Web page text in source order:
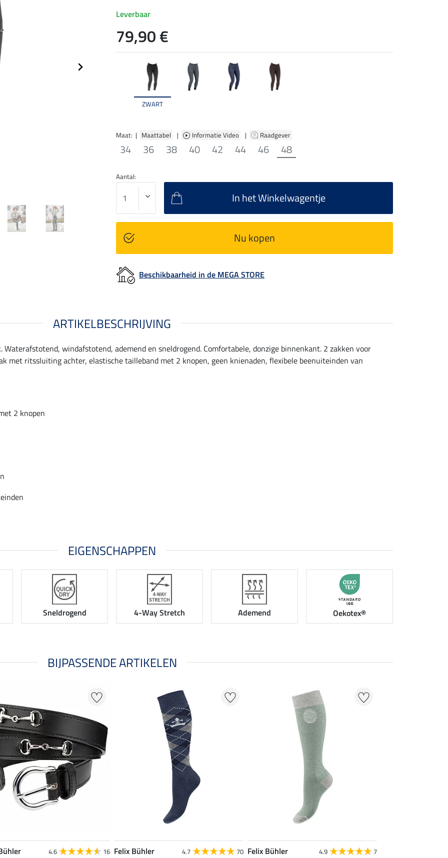
ZWART
Maat: | Maattabel | Informatie Video | Raadgever
34 36 38 40 42 44 46 48
Leverbaar
79,90 €
Aantal:
In het Winkelwagentje
Nu kopen
Beschikbaarheid in de MEGA STORE
ARTIKELBESCHRIJVING
windafstotend, ademend en sneldrogend. Comfortabele, donzige binnenkant. 2 zakken voor
met ritssluiting achter, elastische tailleband met 2 knopen, geen knienaden, flexibele beenuiteinden van
2 knopen
EIGENSCHAPPEN
Sneldrogend 4-Way Stretch Ademend Oekotex®
BIJPASSENDE ARTIKELEN
4.6 16 Felix Bühler 4.7 70 Felix Bühler 4.9 7